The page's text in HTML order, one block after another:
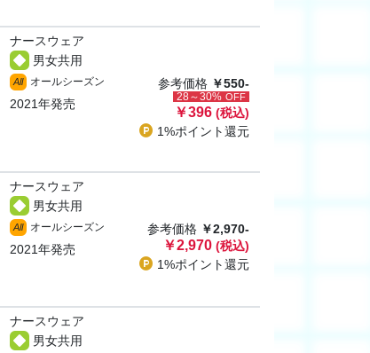
ナースウェア
男女共用
All オールシーズン
2021年発売
参考価格 ￥550-
28～30% OFF
￥396 (税込)
1%ポイント還元
ナースウェア
男女共用
All オールシーズン
2021年発売
参考価格 ￥2,970-
￥2,970 (税込)
1%ポイント還元
ナースウェア
男女共用